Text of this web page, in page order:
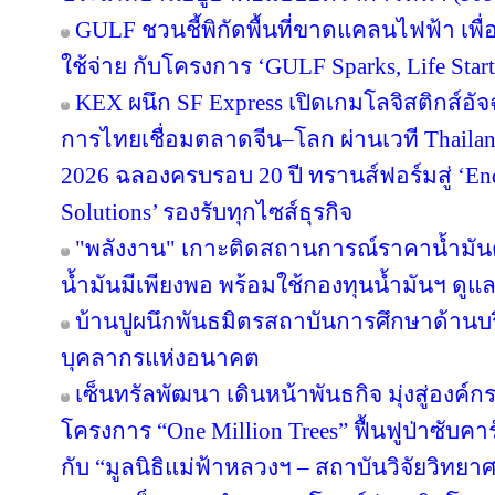
GULF ชวนชี้พิกัดพื้นที่ขาดแคลนไฟฟ้า เพื่
ใช้จ่าย กับโครงการ ‘GULF Sparks, Life
KEX ผนึก SF Express เปิดเกมโลจิสติกส์
การไทยเชื่อมตลาดจีน–โลก ผ่านเวที
2026 ฉลองครบรอบ 20 ปี ทรานส์ฟอร์มสู่
Solutions’ รองรับทุกไซส์ธุรกิจ
"พลังงาน" เกาะติดสถานการณ์ราคาน้ำมั
น้ำมันมีเพียงพอ พร้อมใช้กองทุนน้ำมันฯ ดูแ
บ้านปูผนึกพันธมิตรสถาบันการศึกษาด้าน
บุคลากรแห่งอนาคต
เซ็นทรัลพัฒนา เดินหน้าพันธกิจ มุ่งสู่องค์กร
โครงการ “One Million Trees” ฟื้นฟูป่าซับค
กับ “มูลนิธิแม่ฟ้าหลวงฯ – สถาบันวิจัยวิทยา